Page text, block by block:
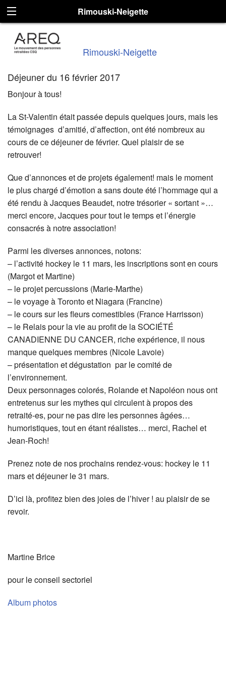
Rimouski-Neigette
Rimouski-Neigette
Déjeuner du 16 février 2017
Bonjour à tous!
La St-Valentin était passée depuis quelques jours, mais les
témoignages d’amitié, d’affection, ont été nombreux au
cours de ce déjeuner de février. Quel plaisir de se
retrouver!
Que d’annonces et de projets également! mais le moment
le plus chargé d’émotion a sans doute été l’hommage qui a
été rendu à Jacques Beaudet, notre trésorier « sortant »…
merci encore, Jacques pour tout le temps et l’énergie
consacrés à notre association!
Parmi les diverses annonces, notons:
– l’activité hockey le 11 mars, les inscriptions sont en cours
(Margot et Martine)
– le projet percussions (Marie-Marthe)
– le voyage à Toronto et Niagara (Francine)
– le cours sur les fleurs comestibles (France Harrisson)
– le Relais pour la vie au profit de la SOCIÉTÉ
CANADIENNE DU CANCER, riche expérience, il nous
manque quelques membres (Nicole Lavoie)
– présentation et dégustation par le comité de
l’environnement.
Deux personnages colorés, Rolande et Napoléon nous ont
entretenus sur les mythes qui circulent à propos des
retraité-es, pour ne pas dire les personnes âgées…
humoristiques, tout en étant réalistes… merci, Rachel et
Jean-Roch!
Prenez note de nos prochains rendez-vous: hockey le 11
mars et déjeuner le 31 mars.
D’ici là, profitez bien des joies de l’hiver ! au plaisir de se
revoir.
Martine Brice
pour le conseil sectoriel
Album photos